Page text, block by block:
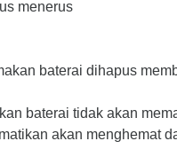
menerus
baterai dihapus
baterai tidak akan
akan menghemat